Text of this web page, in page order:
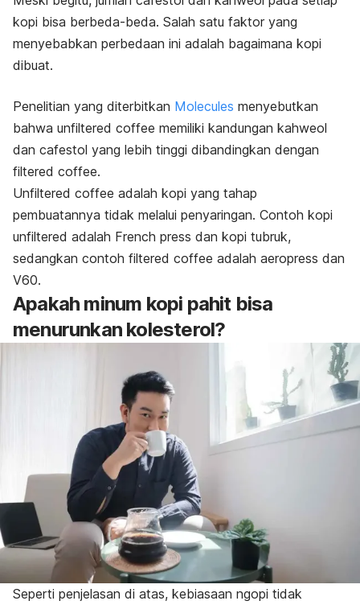
kopi bisa berbeda-beda. Salah satu faktor yang
menyebabkan perbedaan ini adalah bagaimana kopi
dibuat.
Penelitian yang diterbitkan Molecules menyebutkan
bahwa unfiltered coffee memiliki kandungan kahweol
dan cafestol yang lebih tinggi dibandingkan dengan
filtered coffee.
Unfiltered coffee adalah kopi yang tahap
pembuatannya tidak melalui penyaringan. Contoh kopi
unfiltered adalah French press dan kopi tubruk,
sedangkan contoh filtered coffee adalah aeropress dan
V60.
Apakah minum kopi pahit bisa
menurunkan kolesterol?
Seperti penjelasan di atas, kebiasaan ngopi tidak